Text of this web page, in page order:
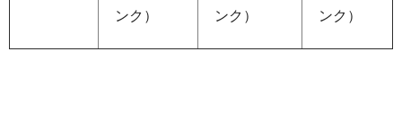
ンク）
ンク）
ンク）